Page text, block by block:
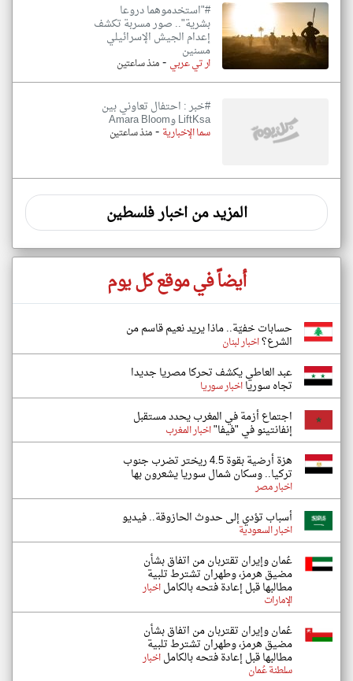
#"استخدموهما دروعا
بشرية".. صور مسربة تكشف
إعدام الجيش الإسرائيلي
مسنين
ار تي عربي -منذ ساعتين
#خبر : احتفال تعاوني بين
LiftKsa وAmara Bloom
سما الإخبارية -منذ ساعتين
المزيد من اخبار فلسطين
أيضاً في موقع كل يوم
حسابات خفيّة.. ماذا يريد نعيم قاسم من
الشرع؟اخبار لبنان
عبد العاطي يكشف تحركا مصريا جديدا
تجاه سوريااخبار سوريا
اجتماع أزمة في المغرب يحدد مستقبل
إنفانتينو في "فيفا"اخبار المغرب
هزة أرضية بقوة 4.5 ريختر تضرب جنوب
تركيا.. وسكان شمال سوريا يشعرون بها
اخبار مصر
أسباب تؤدي إلى حدوث الحازوقة.. فيديو
اخبار السعودية
عُمان وإيران تقتربان من اتفاق بشأن
مضيق هرمز، وطهران تشترط تلبية
مطالبها قبل إعادة فتحه بالكاملاخبار
الإمارات
عُمان وإيران تقتربان من اتفاق بشأن
مضيق هرمز، وطهران تشترط تلبية
مطالبها قبل إعادة فتحه بالكاملاخبار
سلطنة عُمان